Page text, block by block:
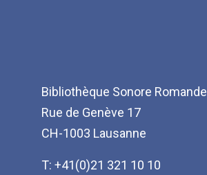
Bibliothèque Sonore Romande
Rue de Genève 17
CH-1003 Lausanne
T: +41(0)21 321 10 10